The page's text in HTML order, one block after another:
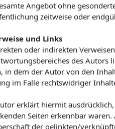
Angebot ohne
zeitweise oder
und Links
oder indirekten
des Autors
in dem der Autor von den
im Falle rechtswidriger
erklärt hiermit
Seiten erkennbar
der gelinkten/